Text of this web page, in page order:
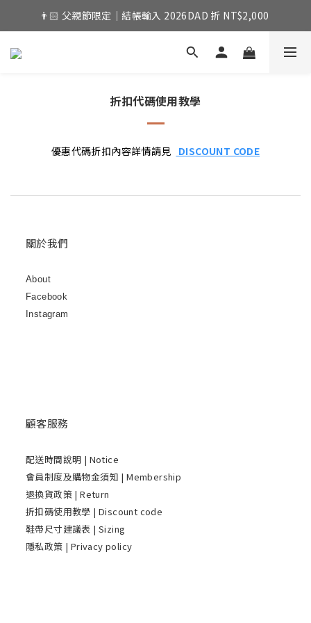
👨🏻 父親節限定｜結帳輸入 2026DAD 折 NT$2,000
折扣代碼使用教學
優惠代碼折扣內容詳情請見 DISCOUNT CODE
關於我們
About
Facebook
Instagram
顧客服務
配送時間說明 | Notice
會員制度及購物金須知 | Membership
退換貨政策 | Return
折扣碼使用教學 | Discount code
鞋帶尺寸建議表 | Sizing
隱私政策 | Privacy policy